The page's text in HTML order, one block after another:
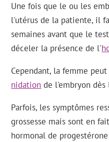
Une fois que le ou les
l'utérus de la patiente, il
semaines avant que le
déceler la présence de l'
Cependant, la femme
nidation de l'embryon
Parfois, les symptômes
grossesse mais sont en
hormonal de